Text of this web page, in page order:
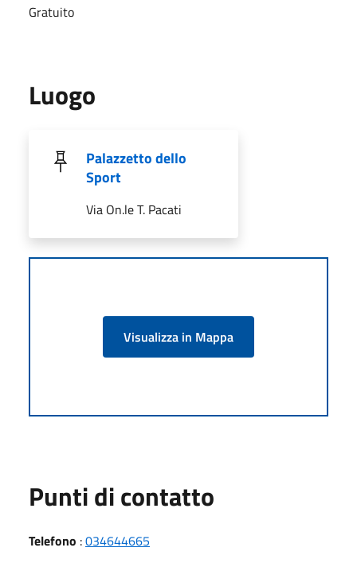
Gratuito
Luogo
Palazzetto dello
Sport
Via On.le T. Pacati
Visualizza in Mappa
Punti di contatto
Telefono :034644665